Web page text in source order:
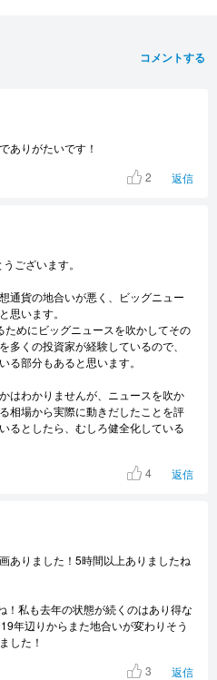
コメントする
ありました！5時間以上ありましたね
！私も去年の状態が続くのはあり得な
年辺りからまた地合いが変わりそう
した！
3
返信
ございます。
通貨の地合いが悪く、ビッグニュー
思います。
めにビッグニュースを吹かしてその
多くの投資家が経験しているので、
る部分もあると思います。
はわかりませんが、ニュースを吹か
相場から実際に動きだしたことを評
るとしたら、むしろ健全化している
4
返信
ありがたいです！
2
返信